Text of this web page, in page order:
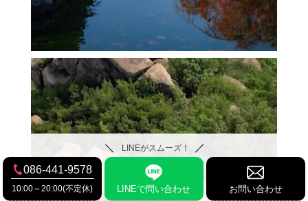
LINEがスムーズ！
086-441-9578
10:00～20:00(不定休) LINEで問い合わせ お問い合わせ